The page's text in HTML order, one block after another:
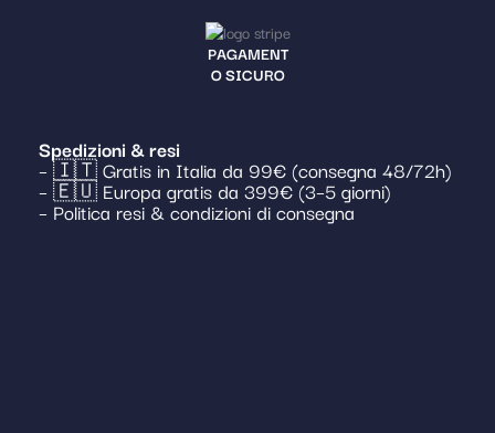
PAGAMENT
O SICURO
Spedizioni & resi
– 🇮🇹 Gratis in Italia da 99€ (consegna 48/72h)
– 🇪🇺 Europa gratis da 399€ (3–5 giorni)
– Politica resi & condizioni di consegna